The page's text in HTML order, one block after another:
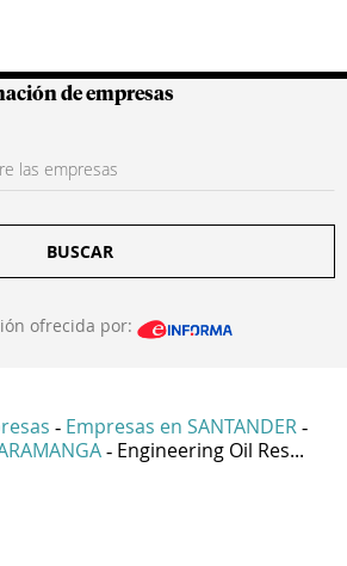
Colombianas
de empresas
BUSCAR
ofrecida por:
- Empresas en SANTANDER -
- Engineering Oil Res...